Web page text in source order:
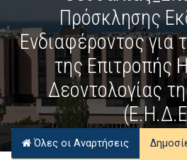
Πρόσκλησης
Ενδιαφέροντος για
της Επιτροπής
Δεοντολογίας
Όλες οι Αναρτήσεις